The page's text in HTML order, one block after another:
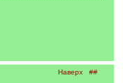
Наверх ##